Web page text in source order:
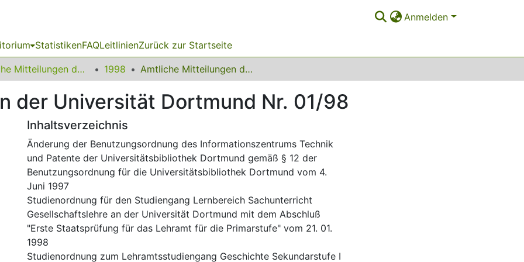
Anmelden
StatistikenFAQLeitlinienZurück zur Startseite
Amtliche Mitteilungen der Technischen Universität Dortmund 1998 Amtliche Mitteilungen der Universität Dortmund Nr. 01/98
der Universität Dortmund Nr. 01/98
Inhaltsverzeichnis
Änderung der Benutzungsordnung des Informationszentrums Technik
und Patente der Universitätsbibliothek Dortmund gemäß § 12 der
Benutzungsordnung für die Universitätsbibliothek Dortmund vom 4.
Juni 1997
Studienordnung für den Studiengang Lernbereich Sachunterricht
Gesellschaftslehre an der Universität Dortmund mit dem Abschluß
"Erste Staatsprüfung für das Lehramt für die Primarstufe" vom 21. 01.
1998
Studienordnung zum Lehramtsstudiengang Geschichte Sekundarstufe I